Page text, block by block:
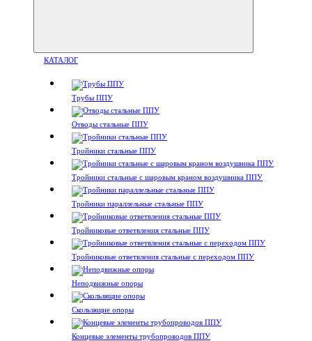
КАТАЛОГ
Трубы ППУ
Отводы стальные ППУ
Тройники стальные ППУ
Тройники стальные с шаровым краном воздушника ППУ
Тройники параллельные стальные ППУ
Тройниковые ответвления стальные ППУ
Тройниковые ответвления стальные с переходом ППУ
Неподвижные опоры
Скользящие опоры
Концевые элементы трубопроводов ППУ